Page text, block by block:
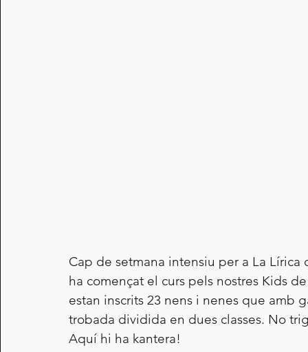
Cap de setmana intensiu per a La
ha començat el curs pels nostres Kids
estan inscrits 23 nens i nenes que
trobada dividida en dues classes. No
Aquí hi ha kantera!